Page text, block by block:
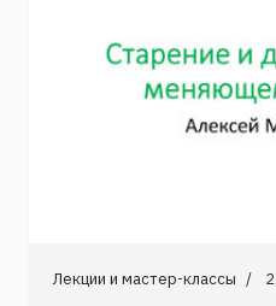
Лекции и мастер-классы